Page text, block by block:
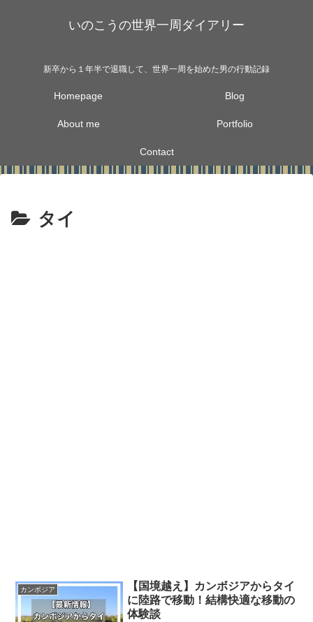
いのこうの世界一周ダイアリー
新卒から１年半で退職して、世界一周を始めた男の行動記録
Homepage Blog
About me Portfolio
Contact
タイ
カンボジア
【国境越え】カンボジアからタイ
に陸路で移動！結構快適な移動の
体験談